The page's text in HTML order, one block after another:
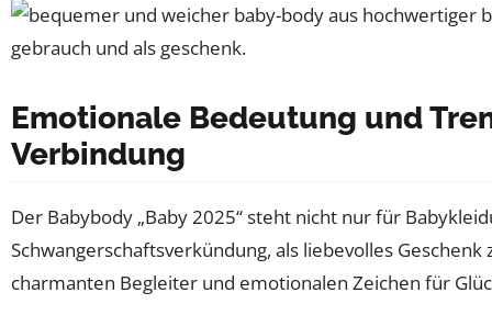
Emotionale Bedeutung und
Verbindung
Der Babybody „Baby 2025“ steht nicht nur für
Schwangerschaftsverkündung, als liebevolles
charmanten Begleiter und emotionalen Zeichen für